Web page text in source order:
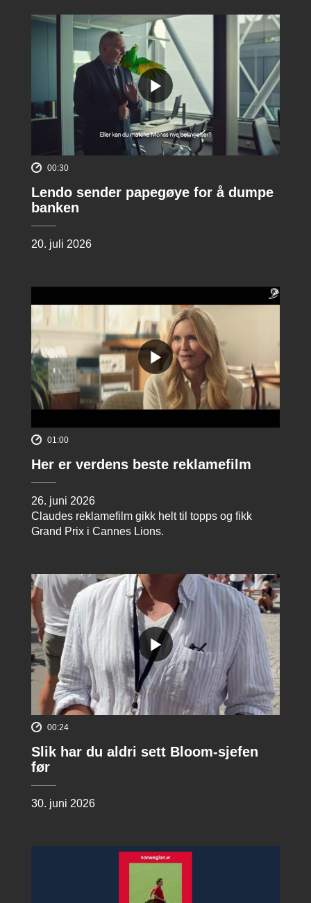
00:30
Lendo sender papegøye for å dumpe
banken
20. juli 2026
01:00
Her er verdens beste reklamefilm
26. juni 2026
Claudes reklamefilm gikk helt til topps og fikk
Grand Prix i Cannes Lions.
00:24
Slik har du aldri sett Bloom-sjefen
før
30. juni 2026